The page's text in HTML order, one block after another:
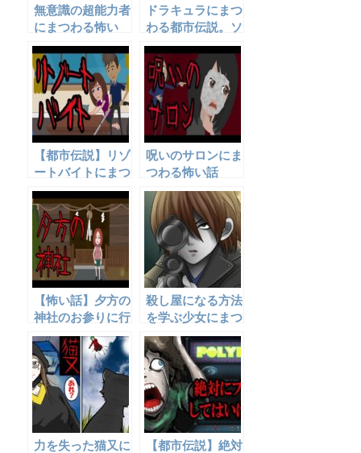
無意識の超能力者
にまつわる怖い
話。
ドラキュラにまつ
わる都市伝説。ソ
シオパスを作るに
は？
【都市伝説】リゾ
ートバイトにまつ
わる怖い話。
呪いのサロンにま
つわる怖い話
【怖い話】夕方の
神社のお参りに行
ってはいけな
い・・・
殺し屋になる方法
を学ぶ少女にまつ
わる話
力を失った猫又に
【都市伝説】絶対